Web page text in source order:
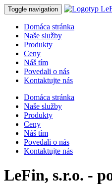
Toggle navigation
Domáca stránka
Naše služby
Produkty
Ceny
Náš tím
Povedali o nás
Kontaktujte nás
Domáca stránka
Naše služby
Produkty
Ceny
Náš tím
Povedali o nás
Kontaktujte nás
LeFin, s.r.o. -